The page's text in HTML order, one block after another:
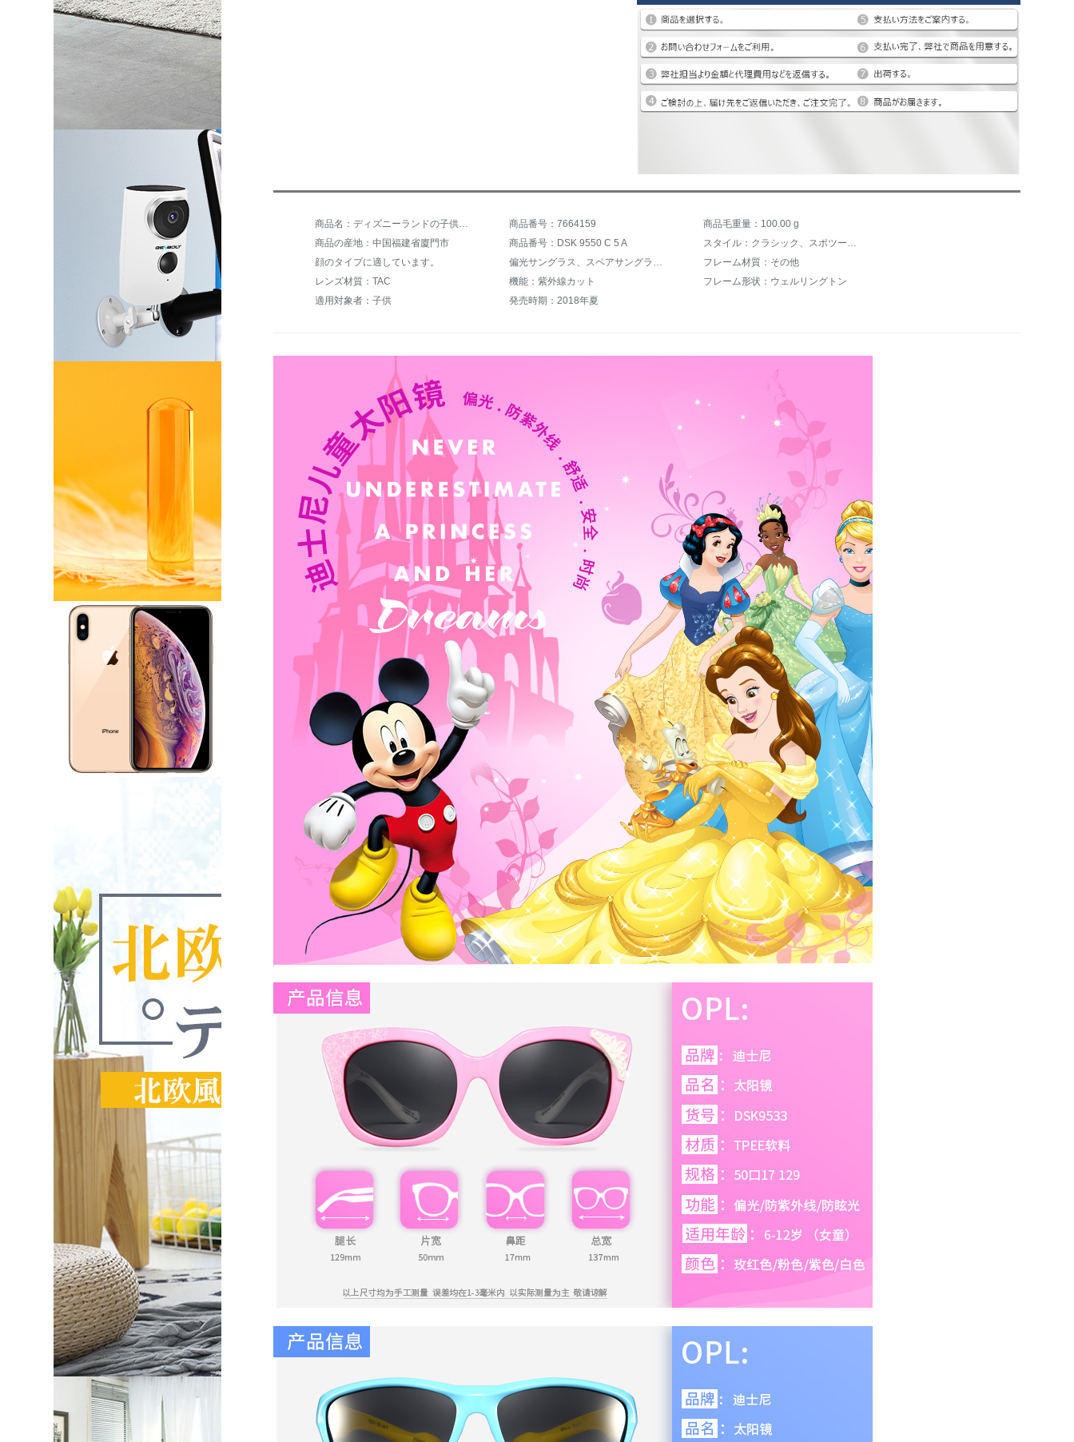
商品名：ディズニーランドの子供用偏光サングラス 商品番号：7664159
商品毛重量：100.00 g
商品の産地：中国福建省廈門市
商品番号：DSK 9550 C 5 A
スタイル：クラシック、スポツー、カジュアル、多彩、ファッション、小清新、韓範、街拍、中性、オリジナルデザイン、カラー透明、セレブ淑女、夢まぼろし姫、シンプルで多彩、パンクロック
顔のタイプに適しています。
偏光サングラス、スペアサングラス、レトロサングラス、カラーサングラス、ティップ
フレーム材質：その他
レンズ材質：TAC
機能：紫外線カット
フレーム形状：ウェルリングトン
適用対象者：子供
発売時期：2018年夏